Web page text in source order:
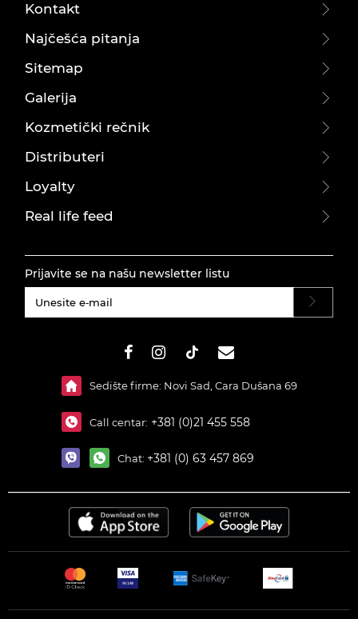
Kontakt
Najčešća pitanja
Sitemap
Galerija
Kozmetički rečnik
Distributeri
Loyalty
Real life feed
Prijavite se na našu newsletter listu
Sedište firme: Novi Sad, Cara Dušana 69
Call centar: +381 (0)21 455 558
Chat: +381 (0) 63 457 869